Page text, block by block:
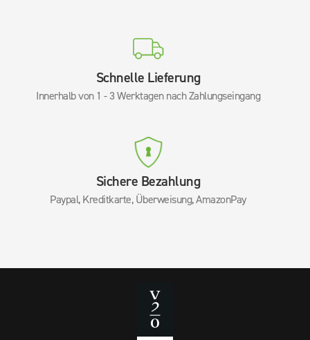
Schnelle Lieferung
Innerhalb von 1 - 3 Werktagen nach Zahlungseingang
Sichere Bezahlung
Paypal, Kreditkarte, Überweisung, AmazonPay